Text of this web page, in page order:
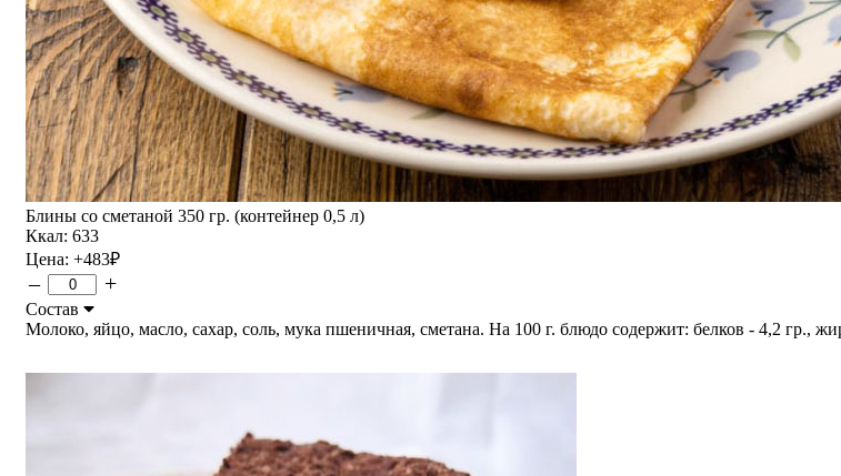
Блины со сметаной 350 гр. (контейнер 0,5 л)
Ккал: 633
Цена: +483₽
– +
Состав
Молоко, яйцо, масло, сахар, соль, мука пшеничная, сметана. На 100 г. блюдо содержит: белков - 4,2 гр.,